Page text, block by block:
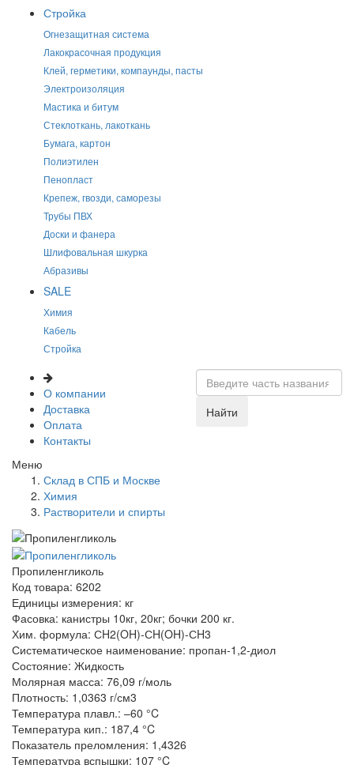
Стройка
Огнезащитная система
Лакокрасочная продукция
Клей, герметики, компаунды, пасты
Электроизоляция
Мастика и битум
Стеклоткань, лакоткань
Бумага, картон
Полиэтилен
Пенопласт
Крепеж, гвозди, саморезы
Трубы ПВХ
Доски и фанера
Шлифовальная шкурка
Абразивы
SALE
Химия
Кабель
Стройка
О компании
Доставка
Оплата
Контакты
Найти
Меню
Склад в СПБ и Москве
Химия
Растворители и спирты
Пропиленгликоль
Код товара: 6202
Единицы измерения: кг
Фасовка: канистры 10кг, 20кг; бочки 200 кг.
Хим. формула: СH2(OH)-СH(OH)-СH3
Систематическое наименование: пропан-1,2-диол
Состояние: Жидкость
Молярная масса: 76,09 г/моль
Плотность: 1,0363 г/см3
Температура плавл.: –60 °C
Температура кип.: 187,4 °C
Показатель преломления: 1,4326
Температура вспышки: 107 °C